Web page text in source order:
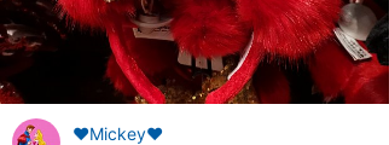
♥Mickey♥